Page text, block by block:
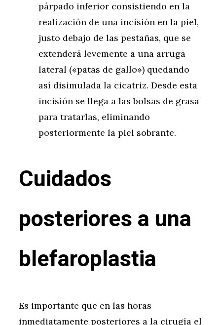
párpado inferior consistiendo en la
realización de una incisión en la piel,
justo debajo de las pestañas, que se
extenderá levemente a una arruga
lateral («patas de gallo») quedando
así disimulada la cicatriz. Desde esta
incisión se llega a las bolsas de grasa
para tratarlas, eliminando
posteriormente la piel sobrante.
Cuidados
posteriores a una
blefaroplastia
Es importante que en las horas
inmediatamente posteriores a la cirugía el